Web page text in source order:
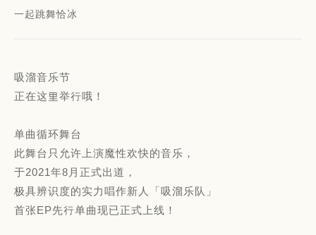
⼀起跳舞恰冰
吸溜⾳乐节
正在这里举行哦！
单曲循环舞台
此舞台只允许上演魔性欢快的⾳乐，
于2021年8⽉正式出道，
极具辨识度的实⼒唱作新⼈「吸溜乐队」
⾸张EP先行单曲现已正式上线！